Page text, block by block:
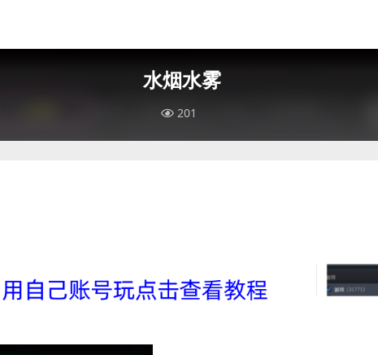
水烟水雾
201